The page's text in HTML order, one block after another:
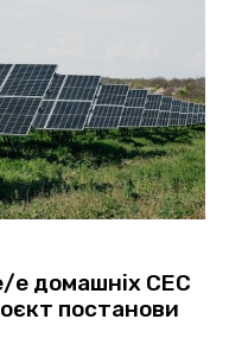
е домашніх СЕС
постанови